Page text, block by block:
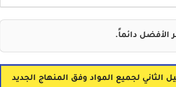
الأفضل دائماً.